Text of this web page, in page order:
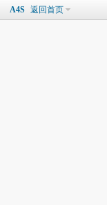
A4S 返回首页